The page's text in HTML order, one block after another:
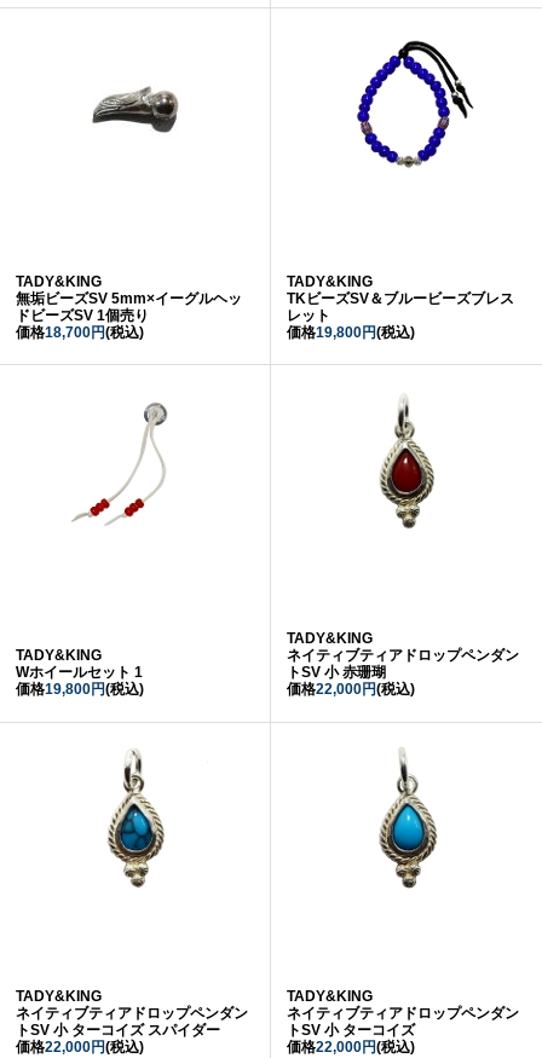
TADY&KING
無垢ビーズSV 5mm×イーグルヘッ
ドビーズSV 1個売り
価格18,700円(税込)
TADY&KING
TKビーズSV＆ブルービーズブレス
レット
価格19,800円(税込)
TADY&KING
Wホイールセット 1
価格19,800円(税込)
TADY&KING
ネイティブティアドロップペンダン
トSV 小 赤珊瑚
価格22,000円(税込)
TADY&KING
ネイティブティアドロップペンダン
トSV 小 ターコイズ スパイダー
価格22,000円(税込)
TADY&KING
ネイティブティアドロップペンダン
トSV 小 ターコイズ
価格22,000円(税込)